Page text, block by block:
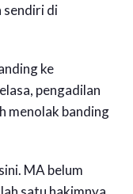
sendiri di
ke
pengadilan
menolak banding
MA belum